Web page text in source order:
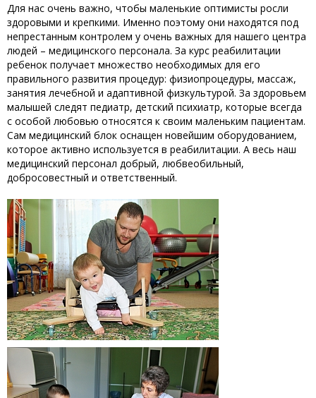
Для нас очень важно, чтобы маленькие оптимисты росли
здоровыми и крепкими. Именно поэтому они находятся под
непрестанным контролем у очень важных для нашего центра
людей – медицинского персонала. За курс реабилитации
ребенок получает множество необходимых для его
правильного развития процедур: физиопроцедуры, массаж,
занятия лечебной и адаптивной физкультурой. За здоровьем
малышей следят педиатр, детский психиатр, которые всегда
с особой любовью относятся к своим маленьким пациентам.
Сам медицинский блок оснащен новейшим оборудованием,
которое активно используется в реабилитации. А весь наш
медицинский персонал добрый, любвеобильный,
добросовестный и ответственный.